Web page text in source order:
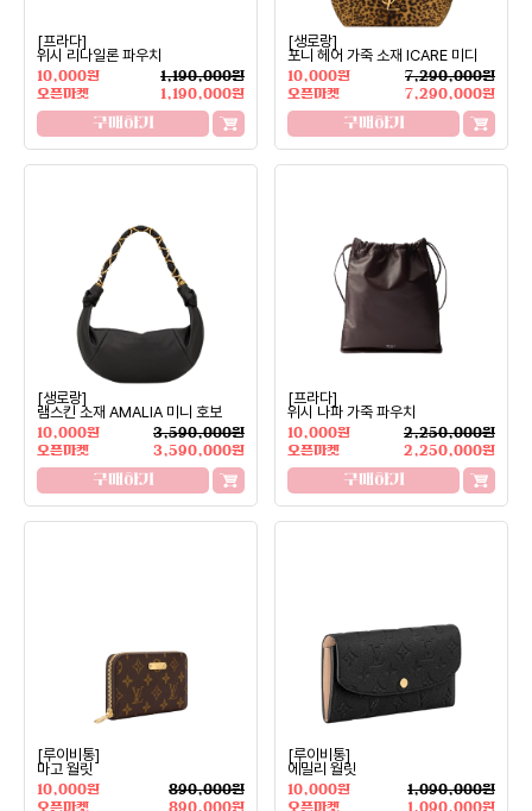
[프라다]
위시 리나일론 파우치
10,000원
1,190,000원
오픈마켓
1,190,000원
구매하기
[생로랑]
포니 헤어 가죽 소재 ICARE 미디
10,000원
7,290,000원
오픈마켓
7,290,000원
구매하기
[생로랑]
램스킨 소재 AMALIA 미니 호보
10,000원
3,590,000원
오픈마켓
3,590,000원
구매하기
[프라다]
위시 나파 가죽 파우치
10,000원
2,250,000원
오픈마켓
2,250,000원
구매하기
[루이비통]
마고 월릿
10,000원
890,000원
오픈마켓
890,000원
[루이비통]
에밀리 월릿
10,000원
1,090,000원
오픈마켓
1,090,000원